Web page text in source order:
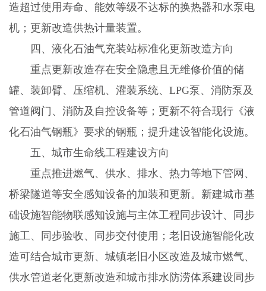
造超过使用寿命、能效等级不达标的换热器和水泵电
机；更新改造供热计量装置。
四、液化石油气充装站标准化更新改造方向
重点更新改造存在安全隐患且无维修价值的储
罐、装卸臂、压缩机、灌装系统、 LPG泵、消防泵及
管道阀门、消防及自控设备等；更新不符合现行《液
化石油气钢瓶》要求的钢瓶；提升建设智能化设施。
五、城市生命线工程建设方向
重点推进燃气、供水、排水、热力等地下管网、
桥梁隧道等安全感知设备的加装和更新。新建城市基
础设施智能物联感知设施与主体工程同步设计、同步
施工、同步验收、同步交付使用；老旧设施智能化改
造可结合城市更新、城镇老旧小区改造及城市燃气、
供水管道老化更新改造和城市排水防涝体系建设同步